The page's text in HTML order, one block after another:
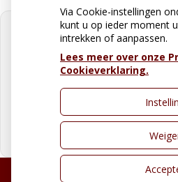
U heeft geen
voorexterne inhoud
dit te zien.
Cookie-
Uw Zorg
Via Cookie-instellingen
kunt u op ieder moment
intrekken of aanpassen.
Lees meer over onze
Cookieverklaring.